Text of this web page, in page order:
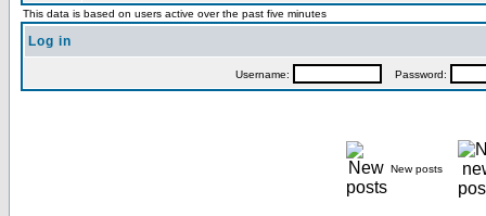
This data is based on users active over the past five minutes
Log in
Username: Password:
New posts